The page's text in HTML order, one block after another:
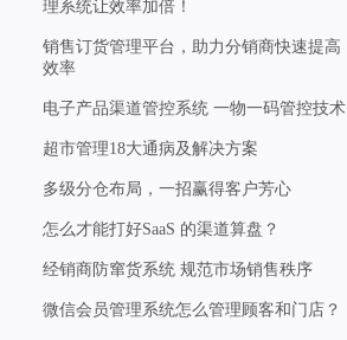
理系统让效率加倍！
销售订货管理平台，助力分销商快速提高
效率
电子产品渠道管控系统 一物一码管控技术
超市管理18大通病及解决方案
多级分仓布局，一招赢得客户芳心
怎么才能打好SaaS 的渠道算盘？
经销商防窜货系统 规范市场销售秩序
微信会员管理系统怎么管理顾客和门店？